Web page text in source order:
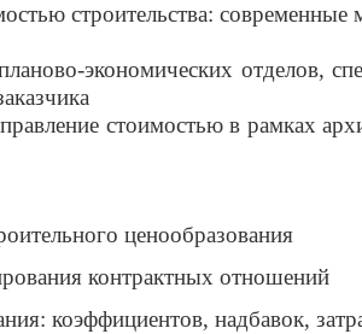
строительства: современные
экономических отделов,
стоимостью в рамках
ценообразования
контрактных отношений
коэффициентов, надбавок,